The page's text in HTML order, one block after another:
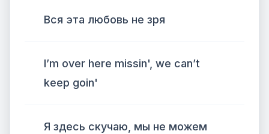
Вся эта любовь не зря
I’m over here missin', we can’t
keep goin'
Я здесь скучаю, мы не можем